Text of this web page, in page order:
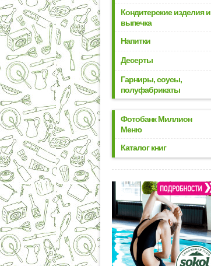
Кондитерские изделия и
выпечка
Напитки
Десерты
Гарниры, соусы,
полуфабрикаты
Фотобанк Миллион
Меню
Каталог книг